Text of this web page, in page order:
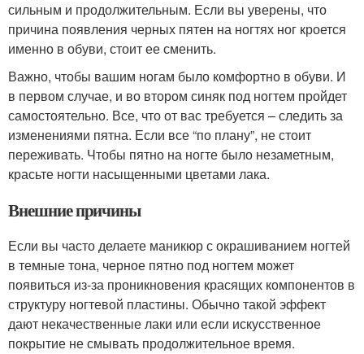
сильным и продолжительным. Если вы уверены, что
причина появления черных пятен на ногтях ног кроется
именно в обуви, стоит ее сменить.
Важно, чтобы вашим ногам было комфортно в обуви. И
в первом случае, и во втором синяк под ногтем пройдет
самостоятельно. Все, что от вас требуется – следить за
изменениями пятна. Если все “по плану”, не стоит
переживать. Чтобы пятно на ногте было незаметным,
красьте ногти насыщенными цветами лака.
Внешние причины
Если вы часто делаете маникюр с окрашиванием ногтей
в темные тона, черное пятно под ногтем может
появиться из-за проникновения красящих компонентов в
структуру ногтевой пластины. Обычно такой эффект
дают некачественные лаки или если искусственное
покрытие не смывать продолжительное время.